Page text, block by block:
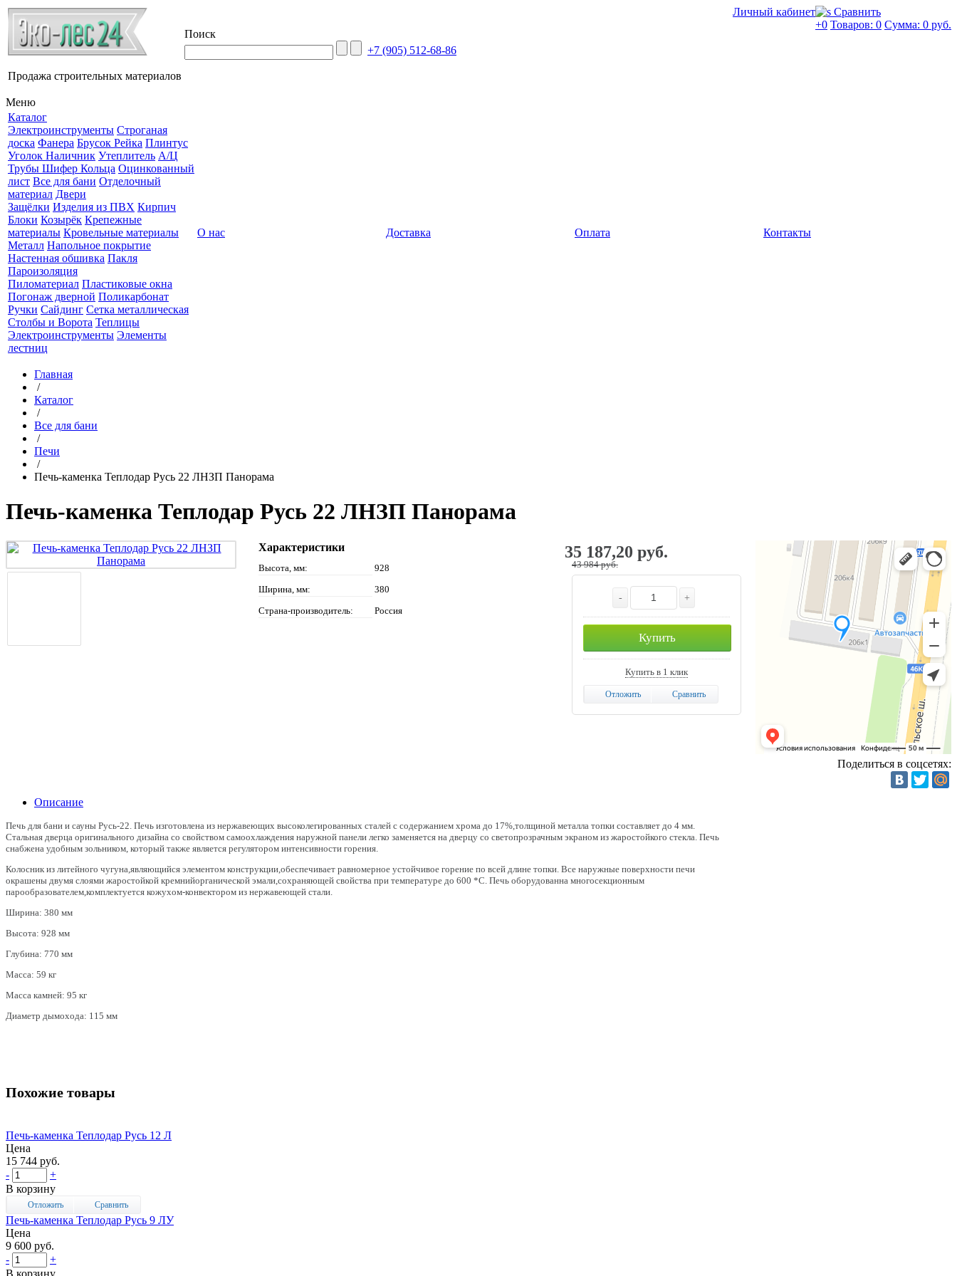
Сравнить
+0 Товаров: 0 Сумма: 0 руб.
Личный кабинет
Продажа строительных материалов
Поиск
+7 (905) 512-68-86
Меню
Каталог
Электроинструменты Строганая
доска Фанера Брусок Рейка Плинтус
Уголок Наличник Утеплитель А/Ц
Трубы Шифер Кольца Оцинкованный
лист Все для бани Отделочный
материал Двери
Защёлки Изделия из ПВХ Кирпич
Блоки Козырёк Крепежные
материалы Кровельные материалы
Металл Напольное покрытие
Настенная обшивка Пакля
Пароизоляция
Пиломатериал Пластиковые окна
Погонаж дверной Поликарбонат
Ручки Сайдинг Сетка металлическая
Столбы и Ворота Теплицы
Электроинструменты Элементы
лестниц
О нас Доставка Оплата Контакты
Главная
/
Каталог
/
Все для бани
/
Печи
/
Печь-каменка Теплодар Русь 22 ЛНЗП Панорама
Печь-каменка Теплодар Русь 22 ЛНЗП Панорама
Характеристики
Высота, мм:
928
Ширина, мм:
380
Страна-производитель:
Россия
35 187,20 руб.
43 984 руб.
- +
Купить
Купить в 1 клик
Отложить Сравнить
Поделиться в соцсетях:
Описание
Печь для бани и сауны Русь-22. Печь изготовлена из нержавеющих высоколегированных сталей с содержанием хрома до 17%,толщиной металла топки составляет до 4 мм.
Стальная дверца оригинального дизайна со свойством самоохлаждения наружной панели легко заменяется на дверцу со светопрозрачным экраном из жаростойкого стекла. Печь
снабжена удобным зольником, который также является регулятором интенсивности горения.
Колосник из литейного чугуна,являющийся элементом конструкции,обеспечивает равномерное устойчивое горение по всей длине топки. Все наружные поверхности печи
окрашены двумя слоями жаростойкой кремнийорганической эмали,сохраняющей свойства при температуре до 600 *С. Печь оборудованна многосекционным
парообразователем,комплектуется кожухом-конвектором из нержавеющей стали.
Ширина: 380 мм
Высота: 928 мм
Глубина: 770 мм
Масса: 59 кг
Масса камней: 95 кг
Диаметр дымохода: 115 мм
Похожие товары
Печь-каменка Теплодар Русь 12 Л
Цена
15 744 руб.
-
+
В корзину
Отложить Сравнить
Печь-каменка Теплодар Русь 9 ЛУ
Цена
9 600 руб.
-
+
В корзину